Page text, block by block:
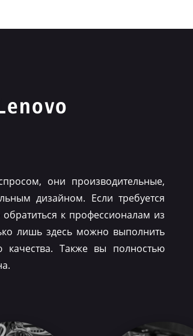
они производительные,
дизайном. Если требуется
к профессионалам из
лишь здесь можно выполнить
качества. Также вы полностью